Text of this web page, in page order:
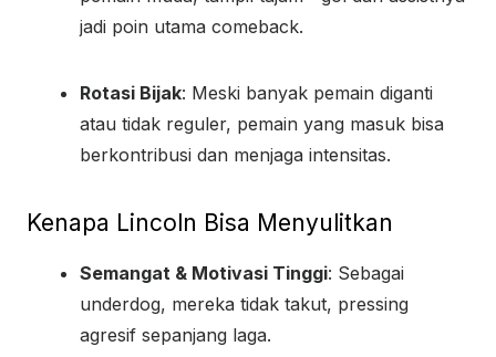
jadi poin utama comeback.
Rotasi Bijak: Meski banyak pemain diganti
atau tidak reguler, pemain yang masuk bisa
berkontribusi dan menjaga intensitas.
Kenapa Lincoln Bisa Menyulitkan
Semangat & Motivasi Tinggi: Sebagai
underdog, mereka tidak takut, pressing
agresif sepanjang laga.